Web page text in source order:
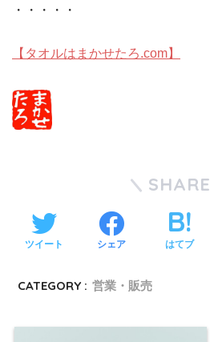
・・・・・
【タオルはまかせたろ.com】
SHARE
ツイート シェア はてブ
CATEGORY : 営業・販売